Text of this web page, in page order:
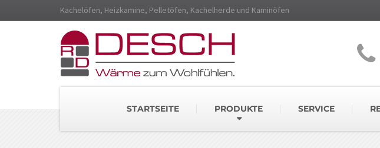
Kachelöfen, Heizkamine, Pelletöfen, Kachelherde und Kaminöfen
STARTSEITE PRODUKTE SERVICE